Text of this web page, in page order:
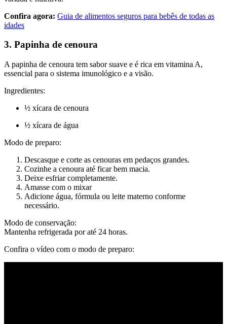
Confira agora: Guia de alimentos seguros para bebês de todas as
idades
3. Papinha de cenoura
A papinha de cenoura tem sabor suave e é rica em vitamina A,
essencial para o sistema imunológico e a visão.
Ingredientes:
½ xícara de cenoura
½ xícara de água
Modo de preparo:
Descasque e corte as cenouras em pedaços grandes.
Cozinhe a cenoura até ficar bem macia.
Deixe esfriar completamente.
Amasse com o mixar
Adicione água, fórmula ou leite materno conforme
necessário.
Modo de conservação:
Mantenha refrigerada por até 24 horas.
Confira o vídeo com o modo de preparo: